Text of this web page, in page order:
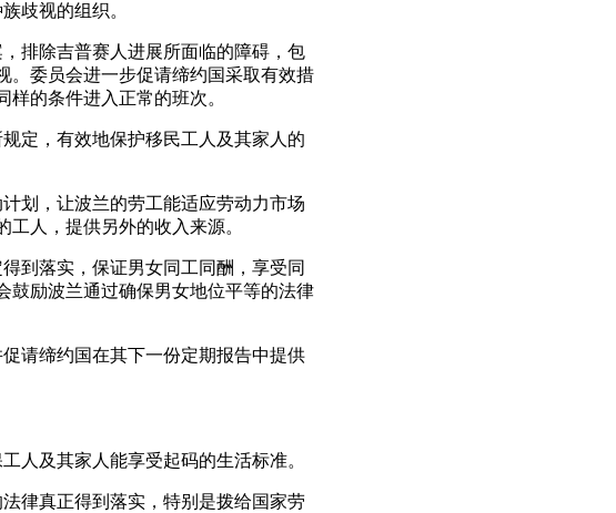
歧视的组织。
排除吉普赛人进展所面临的障碍，包
。委员会进一步促请缔约国采取有效措
的条件进入正常的班次。
定，有效地保护移民工人及其家人的
划，让波兰的劳工能适应劳动力市场
人，提供另外的收入来源。
到落实，保证男女同工同酬，享受同
鼓励波兰通过确保男女地位平等的法律
请缔约国在其下一份定期报告中提供
人及其家人能享受起码的生活标准。
律真正得到落实，特别是拨给国家劳